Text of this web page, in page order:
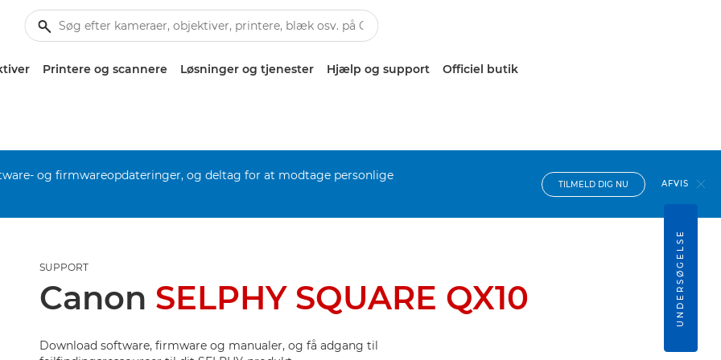
Printere og scannere Løsninger og tjenester Hjælp og support Officiel butik
og firmwareopdateringer, og deltag for at modtage personlige
TILMELD DIG NU AFVIS
SUPPORT
Canon SELPHY SQUARE QX10
Download software, firmware og manualer, og få adgang til
UNDERSØGELSE